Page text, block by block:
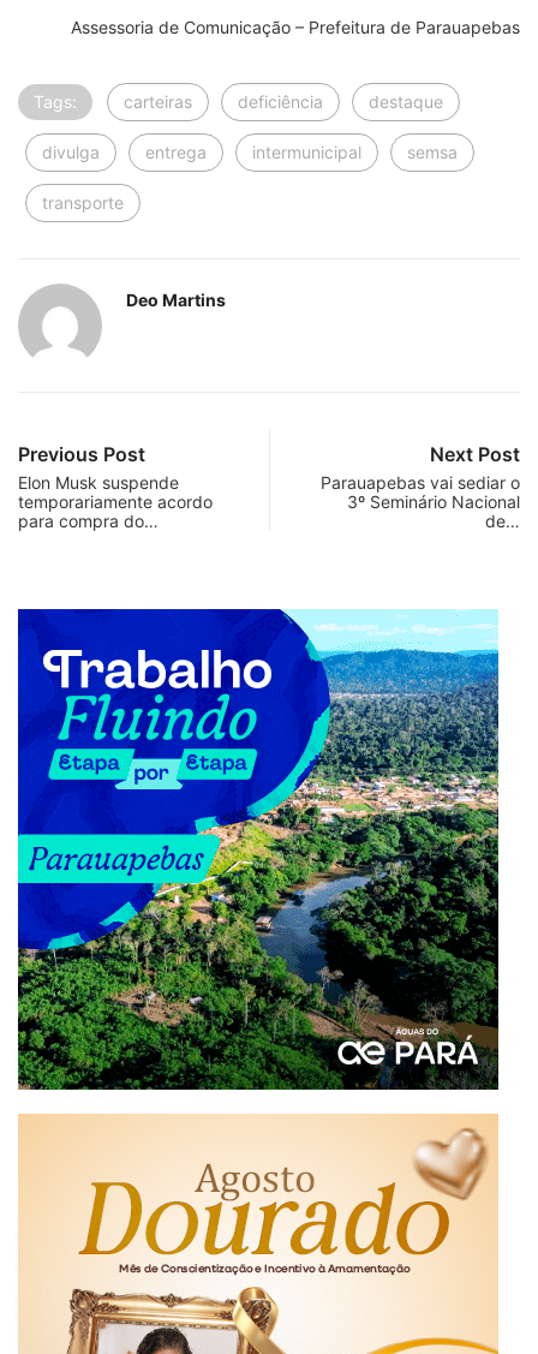
Assessoria de Comunicação – Prefeitura de Parauapebas
Tags: carteiras deficiência destaque
divulga entrega intermunicipal semsa
transporte
Deo Martins
Previous Post
Elon Musk suspende
temporariamente acordo
para compra do…
Next Post
Parauapebas vai sediar o
3º Seminário Nacional
de…